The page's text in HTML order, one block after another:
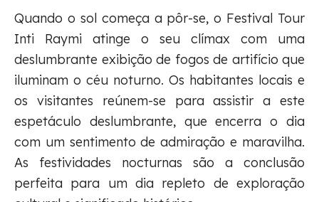
Quando o sol começa a pôr-se, o Festival Tour
Inti Raymi atinge o seu clímax com uma
deslumbrante exibição de fogos de artifício que
iluminam o céu noturno. Os habitantes locais e
os visitantes reúnem-se para assistir a este
espetáculo deslumbrante, que encerra o dia
com um sentimento de admiração e maravilha.
As festividades nocturnas são a conclusão
perfeita para um dia repleto de exploração